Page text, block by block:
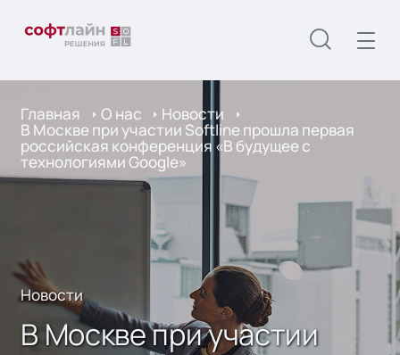
Главная О нас Новости
В Москве при участии Softline прошла первая
российская конференция «В будущее с
технологиями Google»
Новости
В Москве при участии